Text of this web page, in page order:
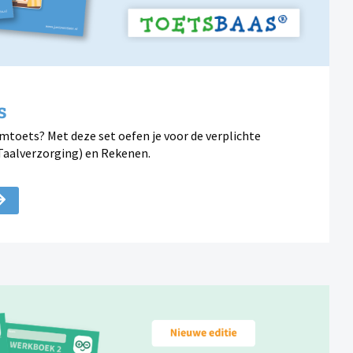
Met deze set oefen je voor de verplichte
en Rekenen.